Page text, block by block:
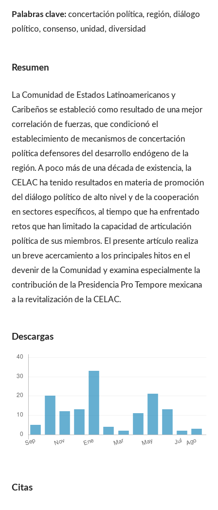
Palabras clave:concertación política, región, diálogo
político, consenso, unidad, diversidad
Resumen
La Comunidad de Estados Latinoamericanos y
Caribeños se estableció como resultado de una mejor
correlación de fuerzas, que condicionó el
establecimiento de mecanismos de concertación
política defensores del desarrollo endógeno de la
región. A poco más de una década de existencia, la
CELAC ha tenido resultados en materia de promoción
del diálogo político de alto nivel y de la cooperación
en sectores específicos, al tiempo que ha enfrentado
retos que han limitado la capacidad de articulación
política de sus miembros. El presente artículo realiza
un breve acercamiento a los principales hitos en el
devenir de la Comunidad y examina especialmente la
contribución de la Presidencia Pro Tempore mexicana
a la revitalización de la CELAC.
Descargas
Citas